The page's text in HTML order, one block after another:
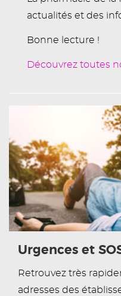
actualités et des
Bonne lecture !
Découvrez toutes
Urgences et
Retrouvez très
adresses des